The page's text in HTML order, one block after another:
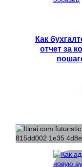
Как
отчет за